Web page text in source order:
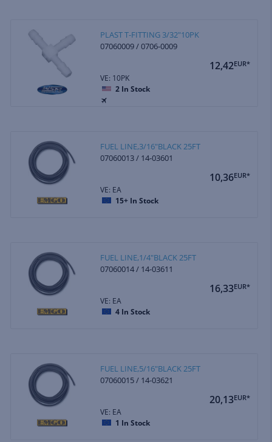
PLAST T-FITTING 3/32"10PK
07060009 / 0706-0009
12,42EUR*
VE: 10PK
2 In Stock
FUEL LINE,3/16"BLACK 25FT
07060013 / 14-03601
10,36EUR*
VE: EA
15+ In Stock
FUEL LINE,1/4"BLACK 25FT
07060014 / 14-03611
16,33EUR*
VE: EA
4 In Stock
FUEL LINE,5/16"BLACK 25FT
07060015 / 14-03621
20,13EUR*
VE: EA
1 In Stock